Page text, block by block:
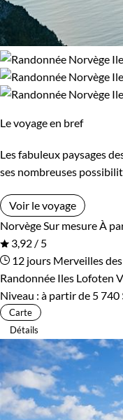
Le voyage en bref
Les fabuleux paysages
ses nombreuses
Voir le voyage
Norvège Sur mesure À
3,92 / 5
12 jours Merveilles
Randonnée Iles Lofoten
Niveau : à partir de 5 740
Carte
Détails